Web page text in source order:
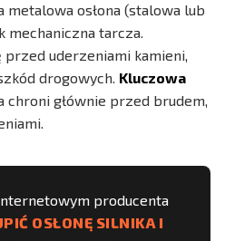
metalowa osłona (stalowa lub
mechaniczna tarcza.
uderzeniami kamieni,
drogowych. Kluczowa
chroni głównie przed brudem,
producenta
OSŁONĘ SILNIKA I